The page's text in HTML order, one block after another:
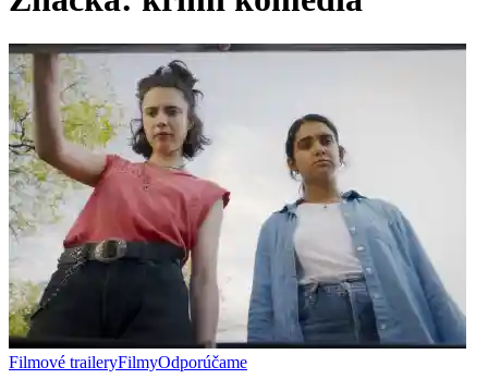
Filmové traileryFilmyOdporúčame